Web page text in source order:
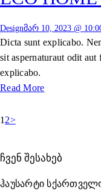
Designმარ 10, 2023 @
Dicta sunt explicabo.
sit aspernaturaut odit
explicabo.
Read More
ᲓᲐᲨᲚᲐ
Page
1 Page
2>
ᲩᲕᲔᲜ ᲨᲔᲡᲐᲮᲔᲑ
ჰაუსარტი